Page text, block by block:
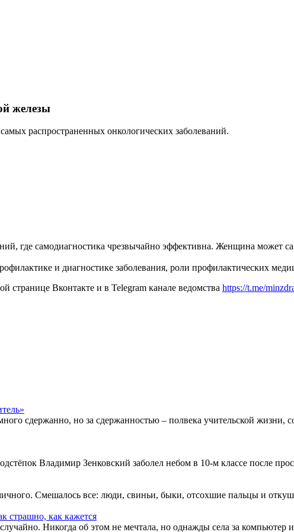
железы
распространенных онкологических заболеваний.
где самодиагностика чрезвычайно эффективна. Женщина может
и диагностике заболевания, роли профилактических
странице Вконтакте и в Telegram канале ведомства https://t.me/
сдержанно, но за сдержанностью – полвека учительской жизни,
Владимир Зенковский заболел небом в 10-м классе после
Смешалось все: люди, свиньи, быки, отсохшие пальцы и
страшно, как кажется
Никогда об этом не мечтала, но однажды села за компьютер